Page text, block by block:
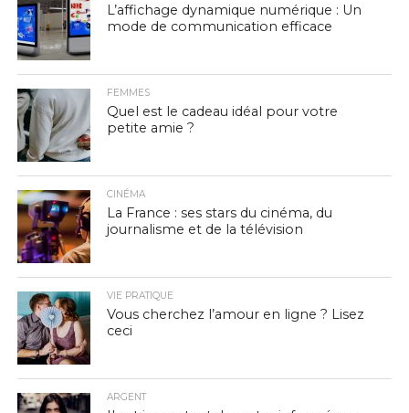
L’affichage dynamique numérique : Un
mode de communication efficace
FEMMES
Quel est le cadeau idéal pour votre
petite amie ?
CINÉMA
La France : ses stars du cinéma, du
journalisme et de la télévision
VIE PRATIQUE
Vous cherchez l’amour en ligne ? Lisez
ceci
ARGENT